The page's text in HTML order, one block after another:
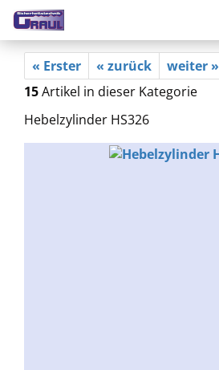
« Erster « zurück weiter »
15Artikel in dieser Kategorie
Hebelzylinder HS326